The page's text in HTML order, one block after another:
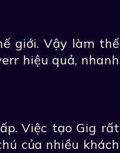
giới. Vậy làm thế
hiệu quả, nhanh
Việc tạo Gig rất
của nhiều khách